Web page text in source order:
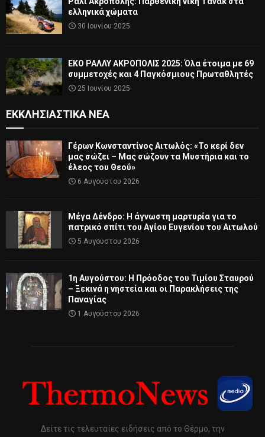
ελληνικά χώματα
30 Ιουνίου 2025
ΕΚΟ ΡΑΛΛΥ ΑΚΡΟΠΟΛΙΣ 2025: Όλα έτοιμα με 69
συμμετοχές και 4 Παγκόσμιους Πρωταθλητές
25 Ιουνίου 2025
ΕΚΚΛΗΣΙΑΣΤΙΚΆ ΝΈΑ
Γέρων Κωνσταντίνος Αιτωλός: «Το κερί δεν
μας σώζει – Μας σώζουν τα Μυστήρια και το
έλεος του Θεού»
6 Αυγούστου 2026
Μέγα Δένδρο: Η άγνωστη μαρτυρία για το
πατρικό σπίτι του Αγίου Ευγενίου του Αιτωλού
5 Αυγούστου 2026
1η Αυγούστου: Η Πρόοδος του Τιμίου Σταυρού
– Ξεκινά η νηστεία και οι Παρακλήσεις της
Παναγίας
1 Αυγούστου 2026
Δείτε τις τελευταίες ειδήσεις από το Θέρμο, την